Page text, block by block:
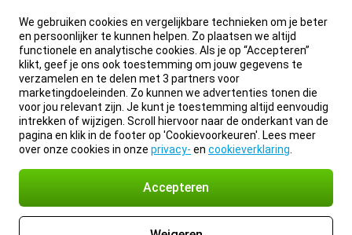
We gebruiken cookies en vergelijkbare technieken om je beter
en persoonlijker te kunnen helpen. Zo plaatsen we altijd
functionele en analytische cookies. Als je op “Accepteren”
klikt, geef je ons ook toestemming om jouw gegevens te
verzamelen en te delen met 3 partners voor
marketingdoeleinden. Zo kunnen we advertenties tonen die
voor jou relevant zijn. Je kunt je toestemming altijd eenvoudig
intrekken of wijzigen. Scroll hiervoor naar de onderkant van de
pagina en klik in de footer op 'Cookievoorkeuren'. Lees meer
over onze cookies in onze privacy- en cookieverklaring
Accepteren